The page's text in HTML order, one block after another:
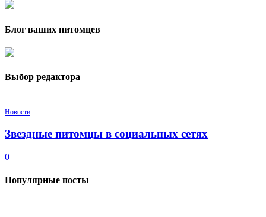
Блог ваших питомцев
Выбор редактора
Новости
Звездные питомцы в социальных сетях
0
Популярные посты